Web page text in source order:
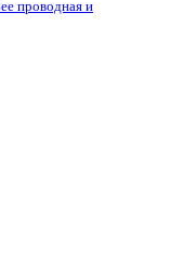
проводная и